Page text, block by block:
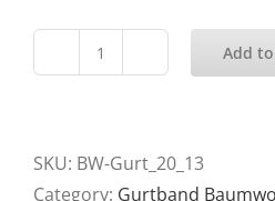
Gurtband
20mm
-
Add
SKU: BW-Gurt_20_13
Category: Gurtband